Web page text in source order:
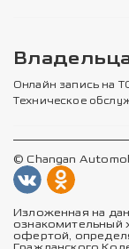
Онлайн запись на
Техническое
© Changan
Изложенная на
ознакомительный
офертой,